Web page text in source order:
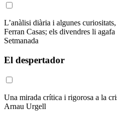
L’anàlisi diària i algunes
Ferran Casas; els divendres li
Setmanada
El despertador
Una mirada crítica i rigorosa a la
Arnau Urgell